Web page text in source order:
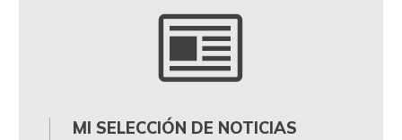
MI SELECCIÓN DE NOTICIAS